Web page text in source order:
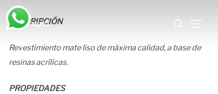
Saltar
contenido
DESCRIPCIÓN
Revestimiento mate liso de máxima calidad, a base de
resinas acrílicas.
PROPIEDADES